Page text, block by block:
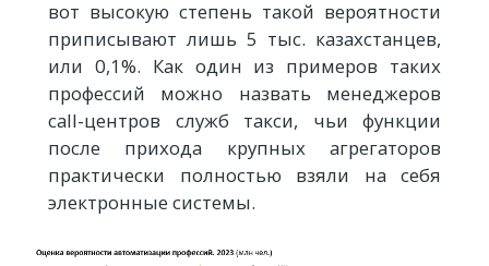
вот высокую степень такой вероятности
приписывают лишь 5 тыс. казахстанцев,
или 0,1%. Как один из примеров таких
профессий можно назвать менеджеров
call-центров служб такси, чьи функции
после прихода крупных агрегаторов
практически полностью взяли на себя
электронные системы.